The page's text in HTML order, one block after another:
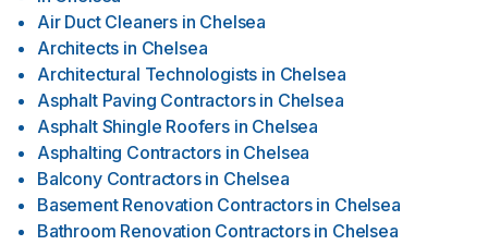
Air Duct Cleaners in Chelsea
Architects in Chelsea
Architectural Technologists in Chelsea
Asphalt Paving Contractors in Chelsea
Asphalt Shingle Roofers in Chelsea
Asphalting Contractors in Chelsea
Balcony Contractors in Chelsea
Basement Renovation Contractors in Chelsea
Bathroom Renovation Contractors in Chelsea